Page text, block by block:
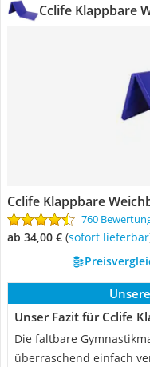
Cclife Klappbare
Cclife Klappbare
760
ab 34,00 € ( Sofort lieferbar
Unser Fazit für Cclife
Die faltbare
überraschend einfach